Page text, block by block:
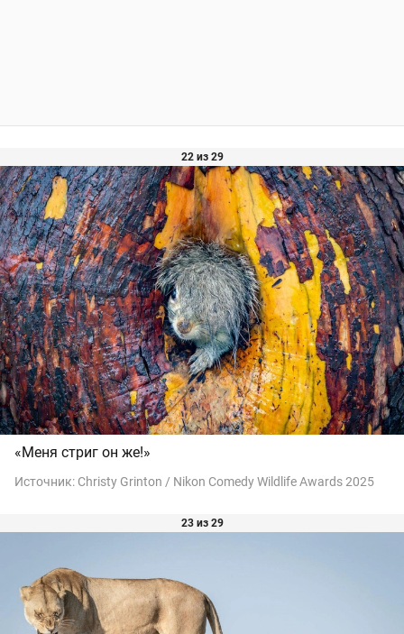
22 из 29
«Меня стриг он же!»
Источник: Christy Grinton / Nikon Comedy Wildlife Awards 2025
23 из 29